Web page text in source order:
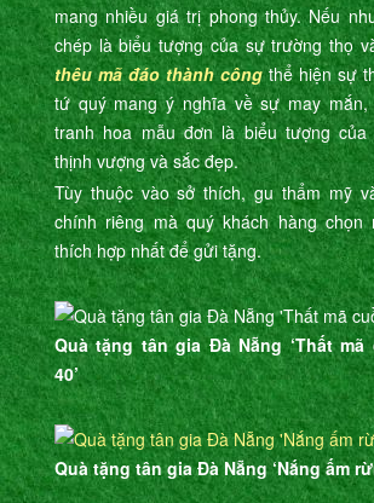
mang nhiều giá trị phong thủy. Nếu
chép là biểu tượng của sự trường thọ
thêu mã đáo thành côngthể hiện sự
tứ quý mang ý nghĩa về sự may
tranh hoa mẫu đơn là biểu tượng
thịnh vượng và sắc đẹp.
Tùy thuộc vào sở thích, gu thẩm mỹ
chính riêng mà quý khách hàng chọn
thích hợp nhất để gửi tặng.
Quà tặng tân gia Đà Nẵng ‘Thất
40’
Quà tặng tân gia Đà Nẵng ‘Nắng ấm